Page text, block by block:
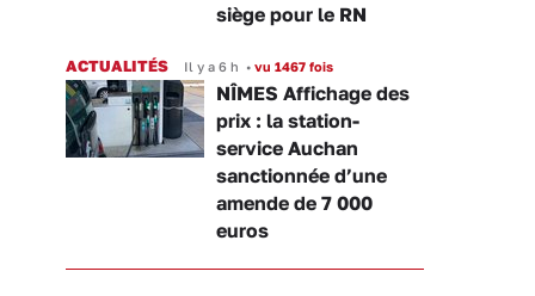
siège pour le RN
ACTUALITÉS Il y a 6 h • vu 1467 fois
NÎMES Affichage des
prix : la station-
service Auchan
sanctionnée d’une
amende de 7 000
euros